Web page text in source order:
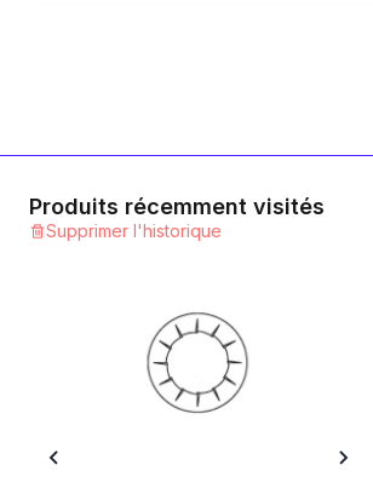
Produits récemment visités
Supprimer l'historique